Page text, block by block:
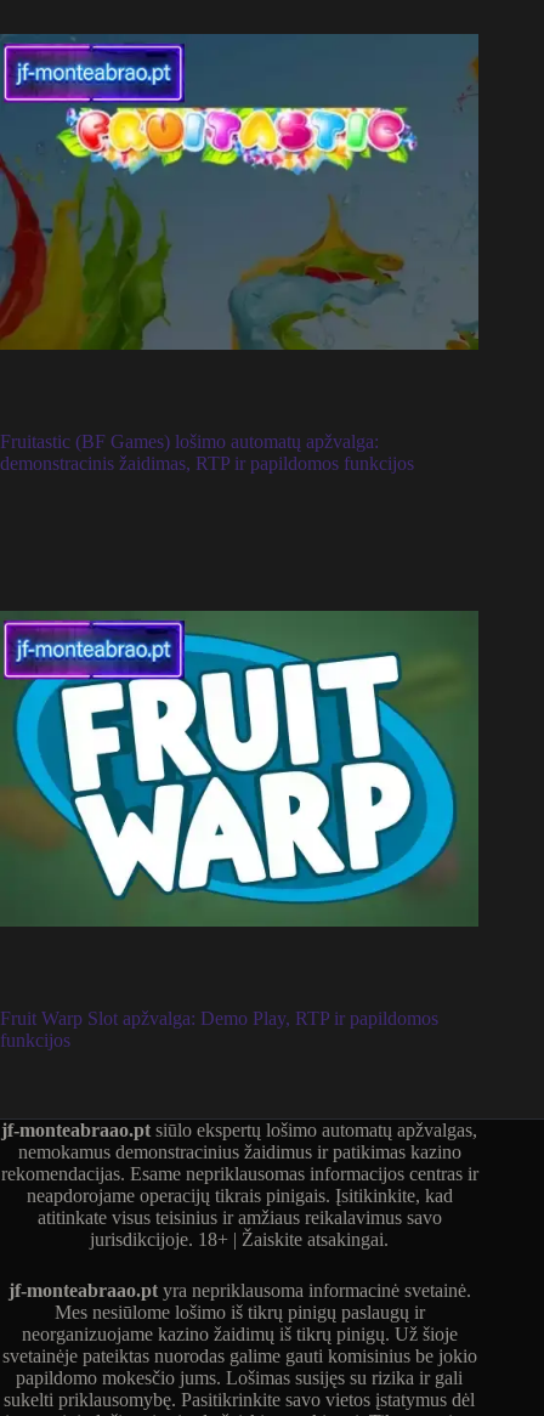
Fruitastic (BF Games) lošimo automatų apžvalga:
demonstracinis žaidimas, RTP ir papildomos funkcijos
Fruit Warp Slot apžvalga: Demo Play, RTP ir papildomos
funkcijos
jf-monteabraao.pt siūlo ekspertų lošimo automatų apžvalgas,
nemokamus demonstracinius žaidimus ir patikimas kazino
rekomendacijas. Esame nepriklausomas informacijos centras ir
neapdorojame operacijų tikrais pinigais. Įsitikinkite, kad
atitinkate visus teisinius ir amžiaus reikalavimus savo
jurisdikcijoje. 18+ | Žaiskite atsakingai.
jf-monteabraao.ptyra nepriklausoma informacinė svetainė.
Mes nesiūlome lošimo iš tikrų pinigų paslaugų ir
neorganizuojame kazino žaidimų iš tikrų pinigų. Už šioje
svetainėje pateiktas nuorodas galime gauti komisinius be jokio
papildomo mokesčio jums. Lošimas susijęs su rizika ir gali
sukelti priklausomybę. Pasitikrinkite savo vietos įstatymus dėl